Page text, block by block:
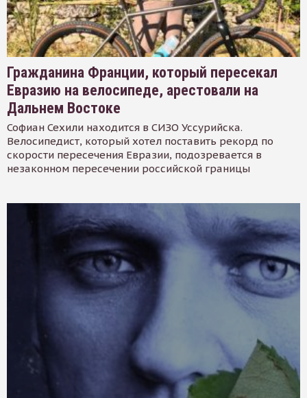
Гражданина Франции, который пересекал
Евразию на велосипеде, арестовали на
Дальнем Востоке
Софиан Сехили находится в СИЗО Уссурийска.
Велосипедист, который хотел поставить рекорд по
скорости пересечения Евразии, подозревается в
незаконном пересечении российской границы